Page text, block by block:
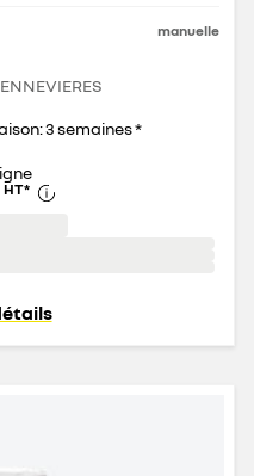
manuelle
3 semaines *
HT*